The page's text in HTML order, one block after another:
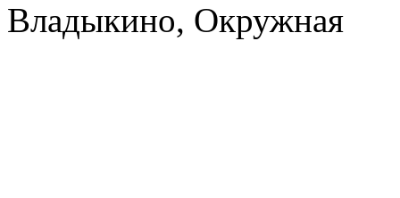
Владыкино, Окружная